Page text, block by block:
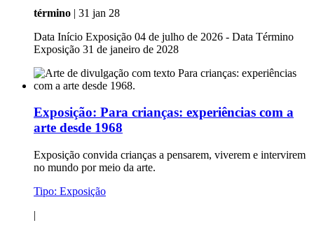
término | 31 jan 28
Data Início Exposição 04 de julho de 2026 - Data Término
Exposição 31 de janeiro de 2028
Exposição: Para crianças: experiências com a
arte desde 1968
Exposição convida crianças a pensarem, viverem e intervirem
no mundo por meio da arte.
Tipo: Exposição
|